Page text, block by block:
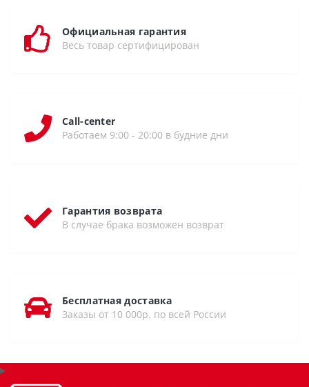
Официальная гарантия
Весь товар сертифицирован
Call-center
Работаем 9:00 - 20:00 в будние дни
Гарантия возврата
В случае брака возможен возврат
Бесплатная доставка
Заказы от 10 000р. по всей России